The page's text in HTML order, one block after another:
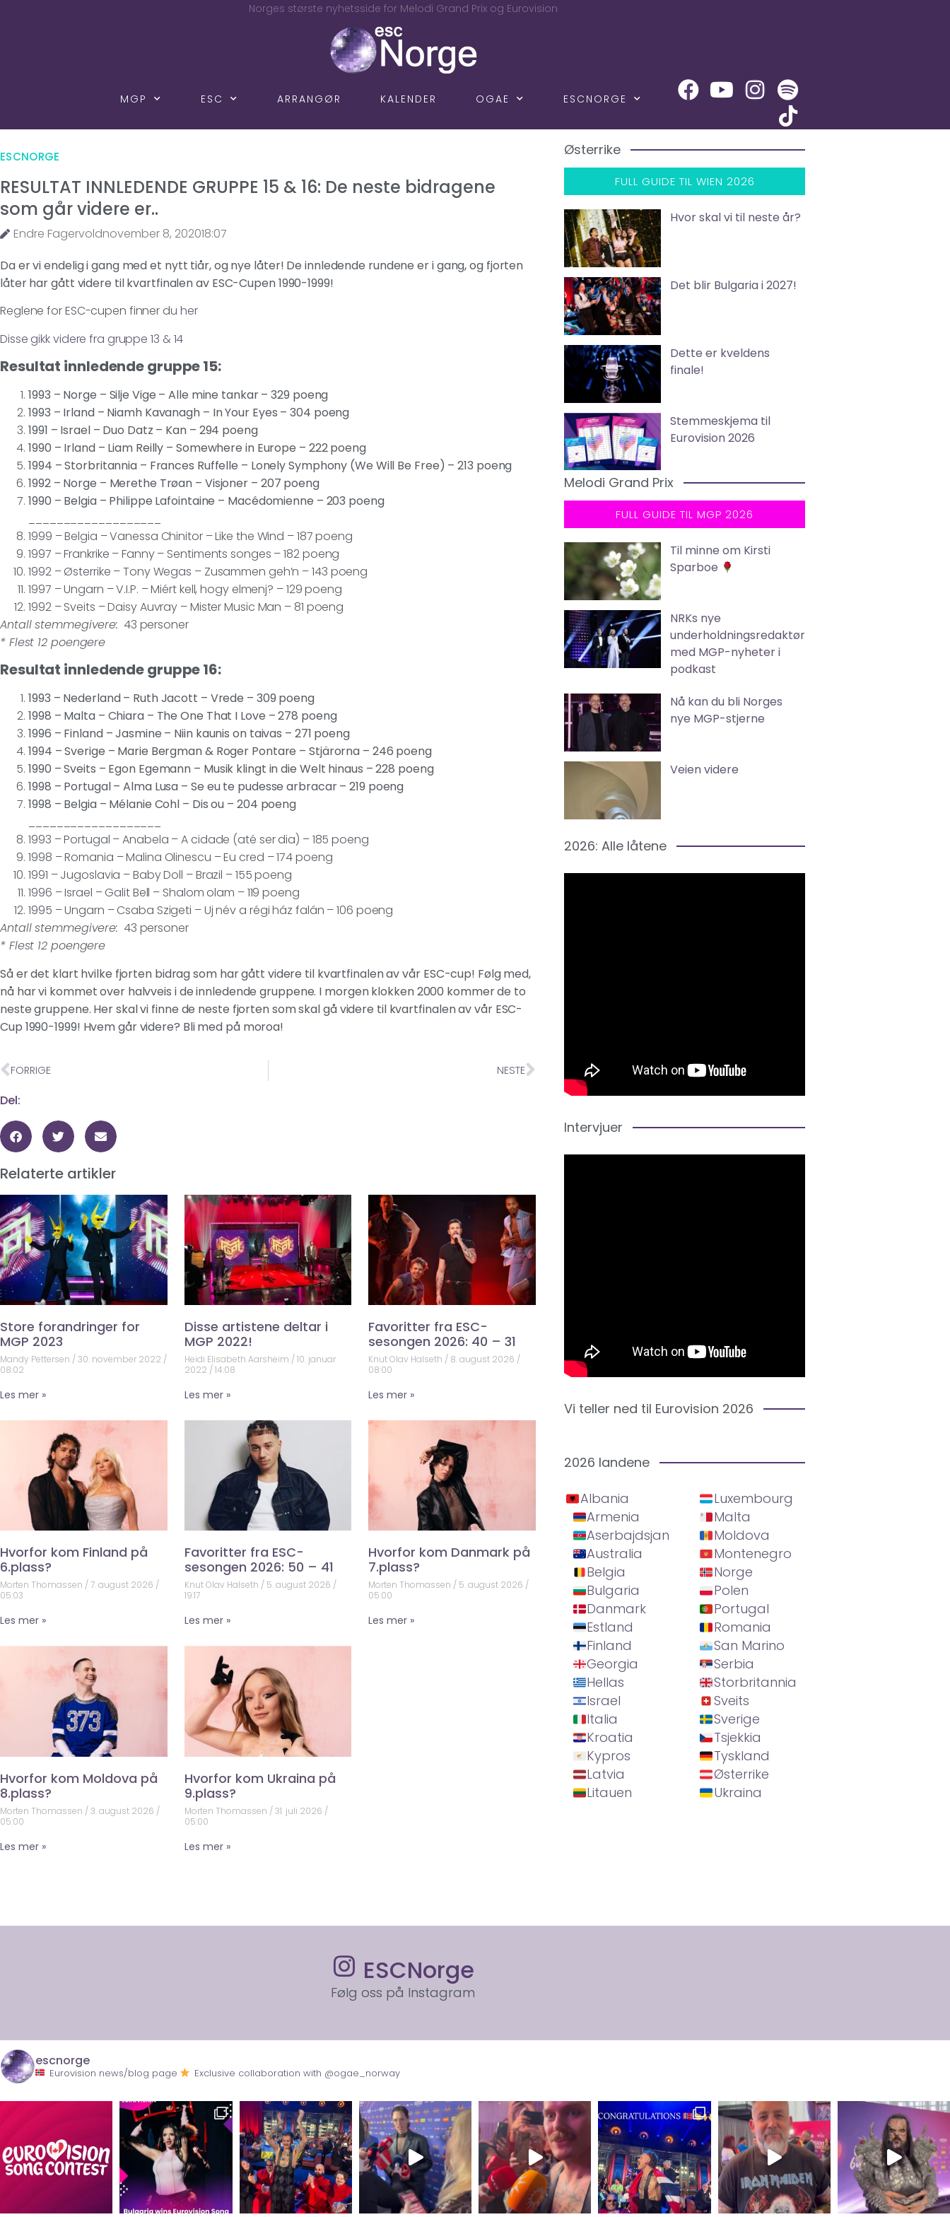
Norges største nyhetsside for Melodi Grand Prix og Eurovision
MGP ESC ARRANGØR KALENDER OGAE ESCNORGE
ESCNORGE
RESULTAT INNLEDENDE GRUPPE 15 & 16: De neste bidragene
som går videre er..
Endre Fagervoldnovember 8, 202018:07
Da er vi endelig i gang med et nytt tiår, og nye låter! De innledende rundene er i gang, og fjorten
låter har gått videre til kvartfinalen av ESC-Cupen 1990-1999!
Reglene for ESC-cupen finner du her
Disse gikk videre fra gruppe 13 & 14
Resultat innledende gruppe 15:
1993 – Norge – Silje Vige – Alle mine tankar – 329 poeng
1993 – Irland – Niamh Kavanagh – In Your Eyes – 304 poeng
1991 – Israel – Duo Datz – Kan – 294 poeng
1990 – Irland – Liam Reilly – Somewhere in Europe – 222 poeng
1994 – Storbritannia – Frances Ruffelle – Lonely Symphony (We Will Be Free) – 213 poeng
1992 – Norge – Merethe Trøan – Visjoner – 207 poeng
1990 – Belgia – Philippe Lafointaine – Macédomienne – 203 poeng
1999 – Belgia – Vanessa Chinitor – Like the Wind – 187 poeng
1997 – Frankrike – Fanny – Sentiments songes – 182 poeng
1992 – Østerrike – Tony Wegas – Zusammen geh’n – 143 poeng
1997 – Ungarn – V.I.P. – Miért kell, hogy elmenj? – 129 poeng
1992 – Sveits – Daisy Auvray – Mister Music Man – 81 poeng
Antall stemmegivere: 43 personer
* Flest 12 poengere
Resultat innledende gruppe 16:
1993 – Nederland – Ruth Jacott – Vrede – 309 poeng
1998 – Malta – Chiara – The One That I Love – 278 poeng
1996 – Finland – Jasmine – Niin kaunis on taivas – 271 poeng
1994 – Sverige – Marie Bergman & Roger Pontare – Stjärorna – 246 poeng
1990 – Sveits – Egon Egemann – Musik klingt in die Welt hinaus – 228 poeng
1998 – Portugal – Alma Lusa – Se eu te pudesse arbracar – 219 poeng
1998 – Belgia – Mélanie Cohl – Dis ou – 204 poeng
1993 – Portugal – Anabela – A cidade (até ser dia) – 185 poeng
1998 – Romania – Malina Olinescu – Eu cred – 174 poeng
1991 – Jugoslavia – Baby Doll – Brazil – 155 poeng
1996 – Israel – Galit Bell – Shalom olam – 119 poeng
1995 – Ungarn – Csaba Szigeti – Uj név a régi ház falán – 106 poeng
Antall stemmegivere: 43 personer
* Flest 12 poengere
Så er det klart hvilke fjorten bidrag som har gått videre til kvartfinalen av vår ESC-cup! Følg med,
nå har vi kommet over halvveis i de innledende gruppene. I morgen klokken 2000 kommer de to
neste gruppene. Her skal vi finne de neste fjorten som skal gå videre til kvartfinalen av vår ESC-
Cup 1990-1999! Hvem går videre? Bli med på moroa!
FORRIGE NESTE
Del:
Relaterte artikler
Store forandringer for
MGP 2023
Mandy Pettersen
30. november 2022
08:02
Les mer »
Disse artistene deltar i
MGP 2022!
Heidi Elisabeth Aarsheim 10. januar
2022 14:08
Les mer »
Favoritter fra ESC-
sesongen 2026: 40 – 31
Knut Olav Halseth
8. august 2026
08:00
Les mer »
Hvorfor kom Finland på
6.plass?
Morten Thomassen
7. august 2026
05:03
Les mer »
Favoritter fra ESC-
sesongen 2026: 50 – 41
Knut Olav Halseth
5. august 2026
19:17
Les mer »
Hvorfor kom Danmark på
7.plass?
Morten Thomassen
5. august 2026
05:00
Les mer »
Hvorfor kom Moldova på
8.plass?
Morten Thomassen
3. august 2026
05:00
Les mer »
Hvorfor kom Ukraina på
9.plass?
Morten Thomassen 31. juli 2026
05:00
Les mer »
Østerrike
FULL GUIDE TIL WIEN 2026
Hvor skal vi til neste år?
Det blir Bulgaria i 2027!
Dette er kveldens
finale!
Stemmeskjema til
Eurovision 2026
Melodi Grand Prix
FULL GUIDE TIL MGP 2026
Til minne om Kirsti
Sparboe
NRKs nye
underholdningsredaktør
med MGP-nyheter i
podkast
Nå kan du bli Norges
nye MGP-stjerne
Veien videre
2026: Alle låtene
Intervjuer
Vi teller ned til Eurovision 2026
2026 landene
Albania
Armenia
Aserbajdsjan
Australia
Belgia
Bulgaria
Danmark
Estland
Finland
Georgia
Hellas
Israel
Italia
Kroatia
Kypros
Latvia
Litauen
Luxembourg
Malta
Moldova
Montenegro
Norge
Polen
Portugal
Romania
San Marino
Serbia
Storbritannia
Sveits
Sverige
Tsjekkia
Tyskland
Østerrike
Ukraina
ESCNorge
Følg oss på Instagram
escnorge
Eurovision news/blog page Exclusive collaboration with @ogae_norway